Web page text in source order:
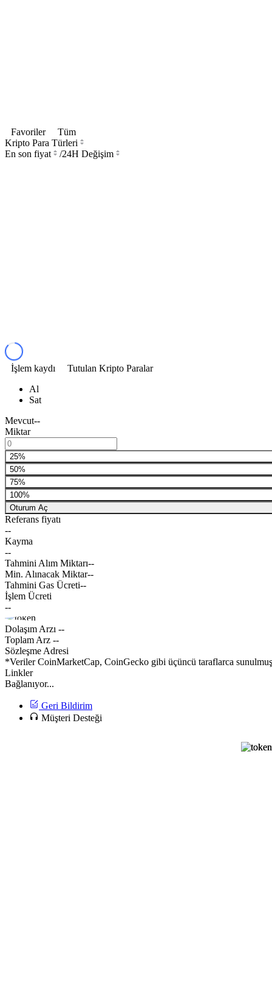
Favoriler
Tüm
Kripto Para Türleri
En son fiyat
/24H Değişim
İşlem kaydı
Tutulan Kripto Paralar
Al
Sat
Mevcut--
Miktar
25%
50%
75%
100%
Oturum Aç
Referans fiyatı
--
Kayma
--
Tahmini Alım Miktarı--
Min. Alınacak Miktar--
Tahmini Gas Ücreti--
İşlem Ücreti
--
Dolaşım Arzı --
Toplam Arz --
Sözleşme Adresi
*Veriler CoinMarketCap, CoinGecko gibi üçüncü taraflarca
Linkler
Bağlanıyor...
Geri Bildirim
Müşteri Desteği